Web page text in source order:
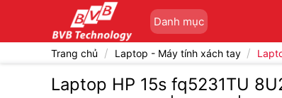
Danh mục
Trang chủ / Laptop - Máy tính xách tay /
Laptop HP 15s fq5231TU